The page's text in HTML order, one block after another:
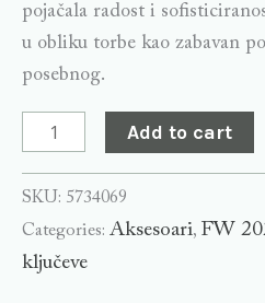
pojačala radost i
u obliku torbe kao zabavan
posebnog.
Add to cart
SKU: 5734069
Categories: Aksesoari, FW
ključeve